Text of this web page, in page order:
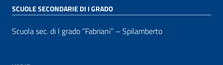
SCUOLE SECONDARIE DI I GRADO
Scuola sec. di I grado “Fabriani” – Spilamberto